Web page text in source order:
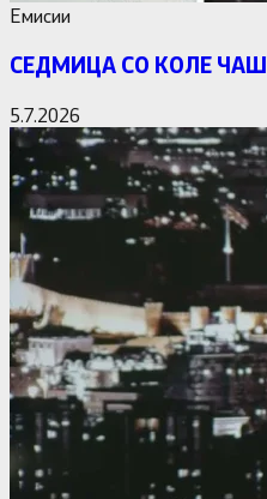
Емисии
СЕДМИЦА СО КОЛЕ
5.7.2026